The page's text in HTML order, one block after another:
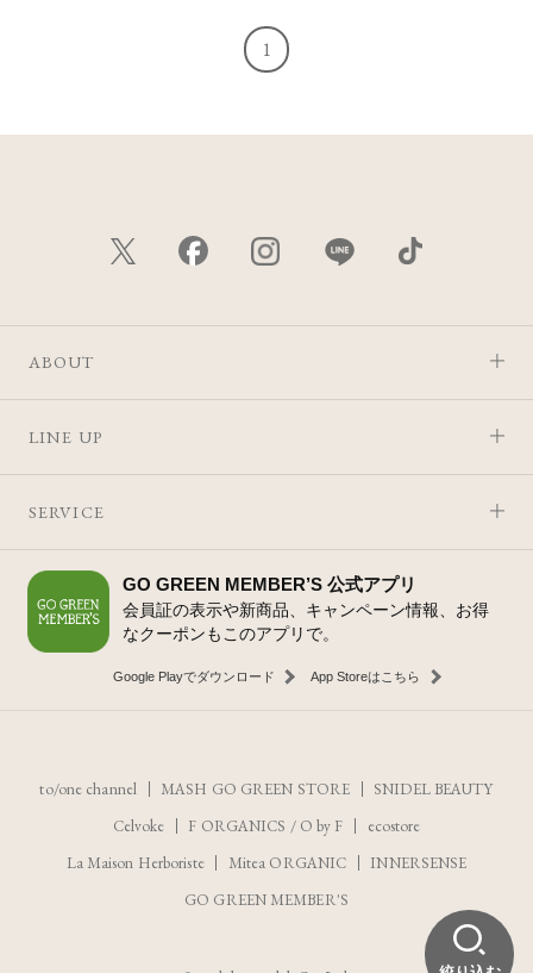
1
ABOUT
LINE UP
SERVICE
GO GREEN MEMBER’S 公式アプリ
会員証の表示や新商品、キャンペーン情報、お得
なクーポンもこのアプリで。
Google Playでダウンロード App Storeはこちら
to/one channel MASH GO GREEN STORE
SNIDEL BEAUTY
Celvoke
F ORGANICS / O by F
ecostore
La Maison Herboriste
Mitea ORGANIC
INNERSENSE
GO GREEN MEMBER'S